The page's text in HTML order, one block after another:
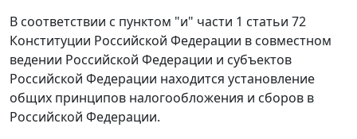
В соответствии с пунктом "и" части 1 статьи 72
Конституции Российской Федерации в совместном
ведении Российской Федерации и субъектов
Российской Федерации находится установление
общих принципов налогообложения и сборов в
Российской Федерации.